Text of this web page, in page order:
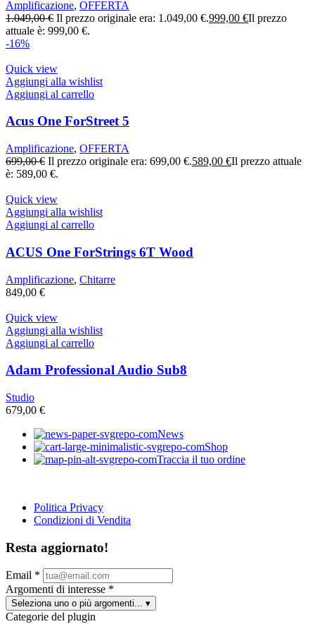
Amplificazione, OFFERTA
1.049,00€ Il prezzo originale era: 1.049,00 €.999,00 €Il prezzo
attuale è: 999,00 €.
-16%
Quick view
Aggiungi alla wishlist
Aggiungi al carrello
Acus One ForStreet 5
Amplificazione, OFFERTA
699,00€ Il prezzo originale era: 699,00 €.589,00 €Il prezzo attuale
è: 589,00 €.
Quick view
Aggiungi alla wishlist
Aggiungi al carrello
ACUS One ForStrings 6T Wood
Amplificazione, Chitarre
849,00 €
Quick view
Aggiungi alla wishlist
Aggiungi al carrello
Adam Professional Audio Sub8
Studio
679,00 €
News
Shop
Traccia il tuo ordine
Politica Privacy
Condizioni di Vendita
Resta aggiornato!
Email *
Argomenti di interesse *
Seleziona uno o più argomenti... ▾
Categorie del plugin